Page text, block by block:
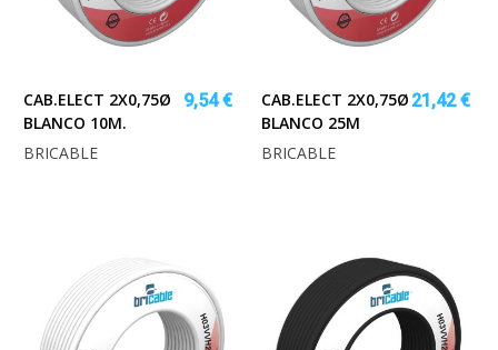
CAB.ELECT 2X0,75Ø
BLANCO 10M.
9,54 €
BRICABLE
CAB.ELECT 2X0,75Ø
BLANCO 25M
21,42 €
BRICABLE